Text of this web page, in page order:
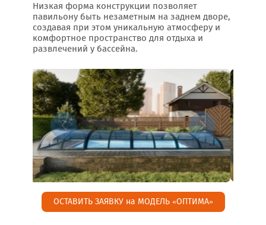
Низкая форма конструкции позволяет
павильону быть незаметным на заднем дворе,
создавая при этом уникальную атмосферу и
комфортное пространство для отдыха и
развлечений у бассейна.
ОСТАВИТЬ ЗАЯВКУ на МОДЕЛЬ «ОПТИМА»